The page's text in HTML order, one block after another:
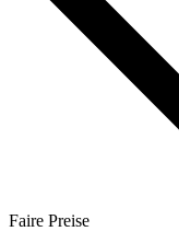
Faire Preise